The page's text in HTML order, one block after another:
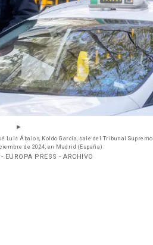
Koldo García, sale del Tribunal Supremo
de 2024, en Madrid (España).
EUROPA PRESS - ARCHIVO